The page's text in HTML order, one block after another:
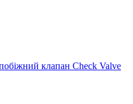
клапан Check Valve